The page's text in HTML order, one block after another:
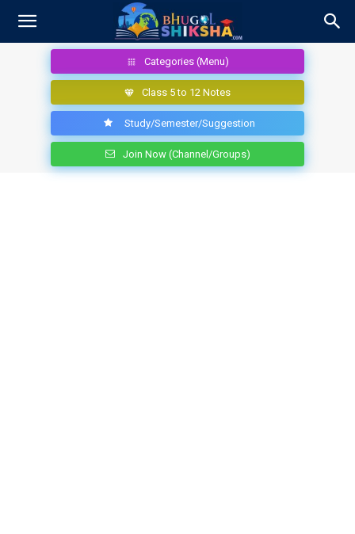
Categories (Menu)
Class 5 to 12 Notes
Study/Semester/Suggestion
Join Now (Channel/Groups)